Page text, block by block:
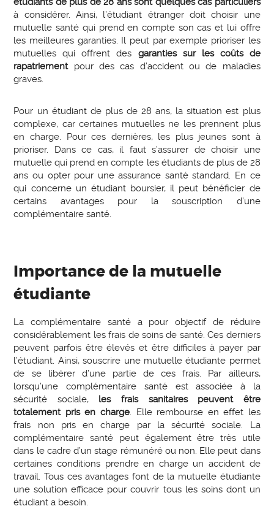
à considérer. Ainsi, l’étudiant étranger doit choisir une
mutuelle santé qui prend en compte son cas et lui offre
les meilleures garanties. Il peut par exemple prioriser les
mutuelles qui offrent des garanties sur les coûts de
rapatriementpour des cas d’accident ou de maladies
graves.
Pour un étudiant de plus de 28 ans, la situation est plus
complexe, car certaines mutuelles ne les prennent plus
en charge. Pour ces dernières, les plus jeunes sont à
prioriser. Dans ce cas, il faut s’assurer de choisir une
mutuelle qui prend en compte les étudiants de plus de 28
ans ou opter pour une assurance santé standard. En ce
qui concerne un étudiant boursier, il peut bénéficier de
certains avantages pour la souscription d’une
complémentaire santé.
Importance de la mutuelle
étudiante
La complémentaire santé a pour objectif de réduire
considérablement les frais de soins de santé. Ces derniers
peuvent parfois être élevés et être difficiles à payer par
l’étudiant. Ainsi, souscrire une mutuelle étudiante permet
de se libérer d’une partie de ces frais. Par ailleurs,
lorsqu’une complémentaire santé est associée à la
sécurité sociale, les frais sanitaires peuvent être
totalement pris en charge. Elle rembourse en effet les
frais non pris en charge par la sécurité sociale. La
complémentaire santé peut également être très utile
dans le cadre d’un stage rémunéré ou non. Elle peut dans
certaines conditions prendre en charge un accident de
travail. Tous ces avantages font de la mutuelle étudiante
une solution efficace pour couvrir tous les soins dont un
étudiant a besoin.